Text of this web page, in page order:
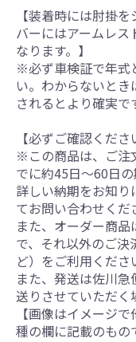
【装着時には肘掛
バーにはアームレス
なります。】
※必ず車検証で年式
い。わからないと
されるとより確実で
【必ずご確認くださ
※この商品は、ご注
でに約45日～60日の
詳しい納期をお知
てお問い合わせくだ
また、オーダー商
で、それ以外のご
ど）をご利用くださ
また、発送は佐川
送りさせていただく
【画像はイメージ
種の欄に記載のもの